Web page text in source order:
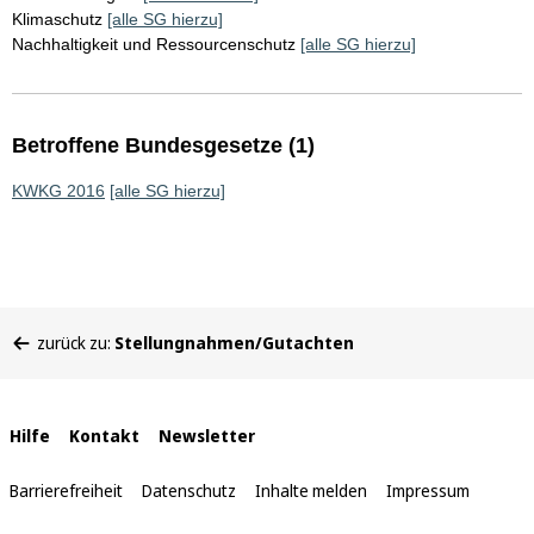
Klimaschutz [alle SG hierzu]
Nachhaltigkeit und Ressourcenschutz [alle SG hierzu]
Betroffene Bundesgesetze (1)
KWKG 2016 [alle SG hierzu]
befinden
zurück zu: Stellungnahmen/Gutachten
Interne
Links
Hilfe Kontakt Newsletter
Barrierefreiheit Datenschutz Inhalte melden Impressum